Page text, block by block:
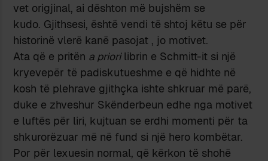
vet origjinal, ai dështon më bujshëm se
kudo. Gjithsesi, është vendi të shtoj këtu se për
historinë vlerë kanë pasojat , jo motivet.
Ata që e pritën a priorilibrin e Schmitt-it si një
kryevepër të padiskutueshme e që hidhte në
kosh të plehrave gjithçka ishte shkruar më parë,
duke e zhveshur Skënderbeun edhe nga motivet
e luftës për liri, kujtuan se erdhi momenti për ta
shkurorëzuar më në fund si një hero kombëtar.
Por për lexuesin normal, që kërkon të shohë